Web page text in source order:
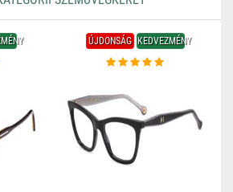
ÚJDONSÁG KEDVEZMÉNY